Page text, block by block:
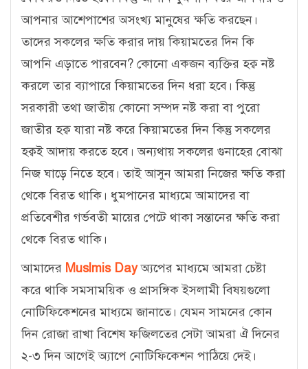
আপনার আশেপাশের অসংখ্য মানুষের ক্ষতি করছেন।
তাদের সকলের ক্ষতি করার দায় কিয়ামতের দিন কি
আপনি এড়াতে পারবেন? কোনো একজন ব্যক্তির হক্ব নষ্ট
করলে তার ব্যাপারে কিয়ামতের দিন ধরা হবে। কিন্তু
সরকারী তথা জাতীয় কোনো সম্পদ নষ্ট করা বা পুরো
জাতীর হক্ব যারা নষ্ট করে কিয়ামতের দিন কিন্তু সকলের
হক্বই আদায় করতে হবে। অন্যথায় সকলের গুনাহের বোঝা
নিজ ঘাড়ে নিতে হবে। তাই আসুন আমরা নিজের ক্ষতি করা
থেকে বিরত থাকি। ধুমপানের মাধ্যমে আমাদের বা
প্রতিবেশীর গর্ভবতী মায়ের পেটে থাকা সন্তানের ক্ষতি করা
থেকে বিরত থাকি।
আমাদের Muslmis Dayঅ্যপের মাধ্যমে আমরা চেষ্টা
করে থাকি সমসাময়িক ও প্রাসঙ্গিক ইসলামী বিষয়গুলো
নোটিফিকেশনের মাধ্যমে জানাতে। যেমন সামনের কোন
দিন রোজা রাখা বিশেষ ফজিলতের সেটা আমরা ঐ দিনের
২-৩ দিন আগেই অ্যাপে নোটিফিকেশন পাঠিয়ে দেই।